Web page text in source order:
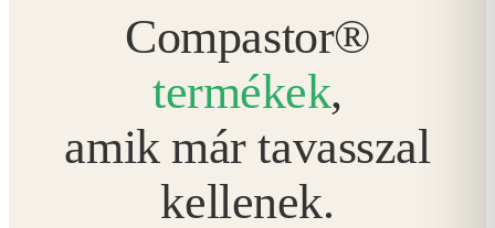
Compastor®
termékek,
amik már tavasszal
kellenek.